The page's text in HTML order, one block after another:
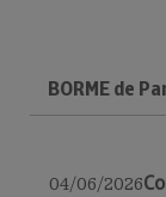
BORME de
04/06/2026